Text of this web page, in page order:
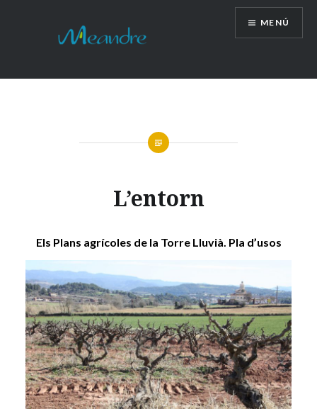
MENÚ
L’entorn
Els Plans agrícoles de la Torre Lluvià. Pla d’usos